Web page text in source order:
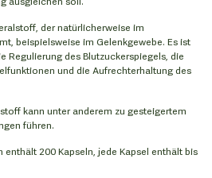
der natürlicherweise im
beispielsweise im Gelenkgewebe. Es ist
Regulierung des Blutzuckerspiegels, die
und die Aufrechterhaltung des
kann unter anderem zu gesteigertem
führen.
enthält 200 Kapseln, jede Kapsel enthält bis